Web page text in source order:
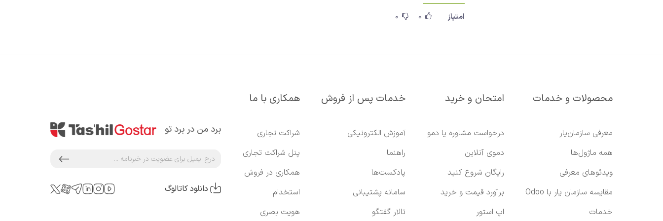
امتیاز 0
0
محصولات و خدمات
معرفی سازمان‌یار
همه ماژول‌ها
ویدئوهای معرفی
مقایسه سازمان یار با Odoo
خدمات
امتحان و خرید
درخواست مشاوره یا دمو
دموی آنلاین
رایگان شروع کنید
برآورد قیمت و خرید
اپ استور
خدمات پس از فروش
آموزش الکترونیکی
راهنما
پادکست‌ها
سامانه پشتیبانی
تالار گفتگو
همکاری با ما
شراکت تجاری
پنل شراکت تجاری
همکاری در فروش
استخدام
هویت بصری
برد من در برد تو
دانلود کاتالوگ